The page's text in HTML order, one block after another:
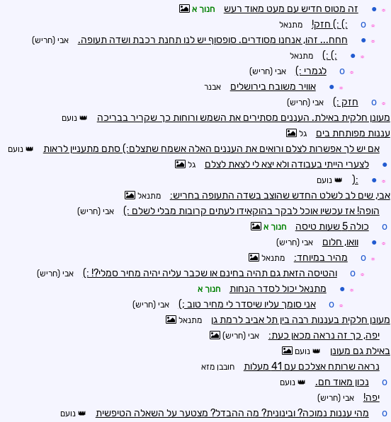
☼
● זה מטוס חדיש עם מעט מאוד רעש חנוך א
☼
o :) :) חזק! מתנאל
☼
● חחח... זהו, אנחנו מסודרים. סופסוף יש לנו תחנת רכבת ושדה תעופה. אבי (חריש)
☼
●
:) :) מתנאל
☼
o לגמרי :) אבי (חריש)
☼
● אוויר משובח בירושלים אבנר
☼
o חזק :) אבי (חריש)
מעונן חלקית באילת. העננים מסתירים את השמש ורוחות כך שקריר בבריכה נועם
עננות מפותחת בים גל
אם יש לך אפשרות לצלם ורואים את העננים האלה אשמח שתצלם:) סתם מתעניין לראות נועם
● לצערי הייתי בעבודה ולא יצא לי לצאת לצלם גל
☼
●
:( נועם
אבי, שים לב לשלט החדש שהוצב בשדה התעופה בחריש: מתנאל
הופה! אז עכשיו אוכל לבקר בהוקאידו לעתים קרובות מבלי לשלם :) אבי (חריש)
o כולה 5 שעות טיסה חנוך א
☼
● וואו, חלום אבי (חריש)
☼
o מהיר במיוחד: מתנאל
☼
o והטיסה הזאת גם תהיה בחינם או שכבר עליה יהיה מחיר סמלי?! :) אבי (חריש)
☼
● מתנאל יכול לסדר הנחות חנוך א
☼
o אני סומך עליו שיסדר לי מחיר טוב ;) אבי (חריש)
מעונן חלקית בעננות רבה בין תל אביב לרמת גן מתנאל
יפה, כך זה נראה מכאן כעת: אבי (חריש)
באילת גם מעונן נועם
נראה שרותח אצלכם עם 41 מעלות חובבן מזא
o נכון מאוד חם. נועם
יפה! אבי (חריש)
o מהי עננות נמוכה? ובינונית? מה ההבדל? מצטער על השאלה הטיפשית נועם